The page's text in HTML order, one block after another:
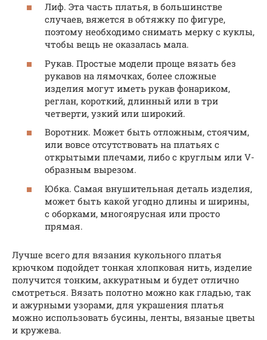
Лиф. Эта часть платья, в большинстве
случаев, вяжется в обтяжку по фигуре,
поэтому необходимо снимать мерку с куклы,
чтобы вещь не оказалась мала.
Рукав. Простые модели проще вязать без
рукавов на лямочках, более сложные
изделия могут иметь рукав фонариком,
реглан, короткий, длинный или в три
четверти, узкий или широкий.
Воротник. Может быть отложным, стоячим,
или вовсе отсутствовать на платьях с
открытыми плечами, либо с круглым или V-
образным вырезом.
Юбка. Самая внушительная деталь изделия,
может быть какой угодно длины и ширины,
с оборками, многоярусная или просто
прямая.
Лучше всего для вязания кукольного платья
крючком подойдет тонкая хлопковая нить, изделие
получится тонким, аккуратным и будет отлично
смотреться. Вязать полотно можно как гладью, так
и ажурными узорами, для украшения платья
можно использовать бусины, ленты, вязаные цветы
и кружева.